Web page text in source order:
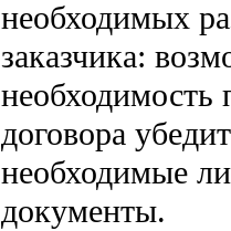
необходимых
заказчика:
необходимость
договора
необходимые
документы.